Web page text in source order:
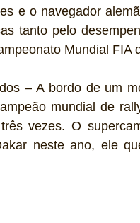
e o navegador
tanto pelo
Mundial FIA
– A bordo de um
mundial de
vezes. O
neste ano, ele